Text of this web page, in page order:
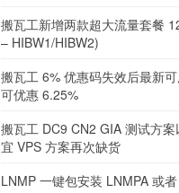
搬瓦工新增两款超大流量套餐
– HIBW1/HIBW2)
搬瓦工 6% 优惠码失效后最新
可优惠 6.25%
搬瓦工 DC9 CN2 GIA 测试方
宜 VPS 方案再次缺货
LNMP 一键包安装 LNMPA 或